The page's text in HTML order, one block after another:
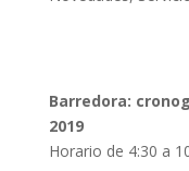
Barredora:
2019
Horario de 4:30 a